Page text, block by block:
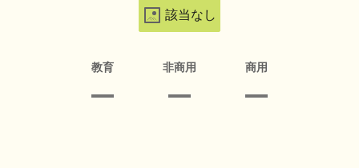
該当なし
教育 非商用 商用